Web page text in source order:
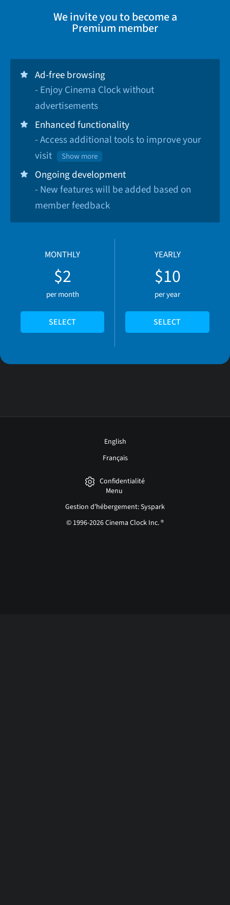
We invite you to become a
Premium member
Ad-free browsing
- Enjoy Cinema Clock without
advertisements
Enhanced functionality
- Access additional tools to improve your
visit
Show more
Ongoing development
- New features will be added based on
member feedback
MONTHLY
$2
per month
SELECT
YEARLY
$10
per year
SELECT
English
Français
Confidentialité
Menu
Gestion d'hébergement: Syspark
© 1996-2026 Cinema Clock Inc. ®